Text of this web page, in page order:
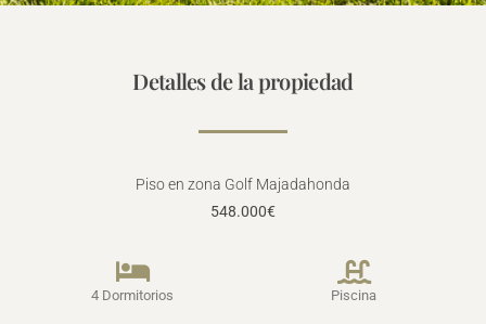
Detalles de la propiedad
Piso en zona Golf Majadahonda
548.000€
4 Dormitorios Piscina